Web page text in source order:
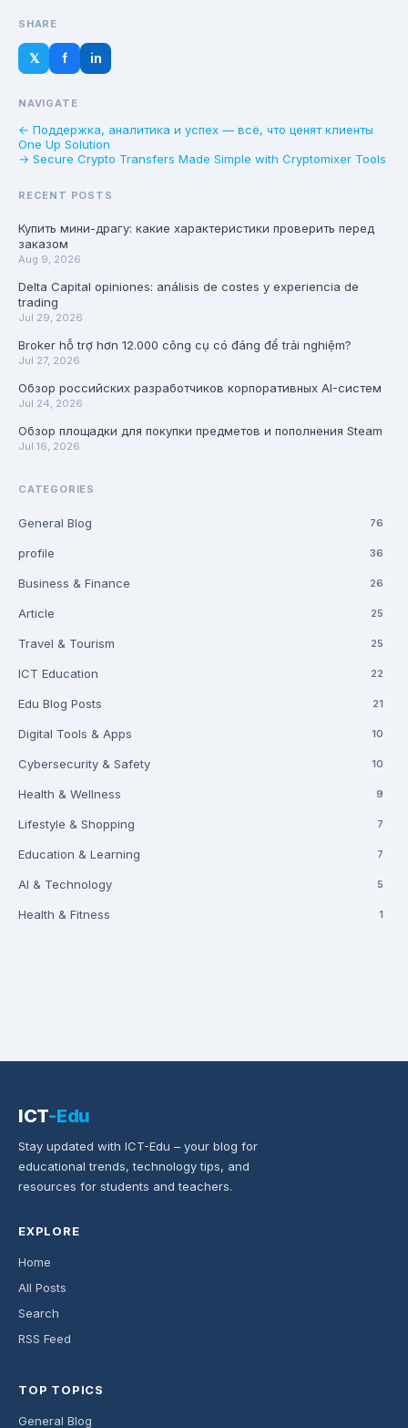
SHARE
𝕏 f in
NAVIGATE
← Поддержка, аналитика и успех — всё, что ценят клиенты
One Up Solution
→ Secure Crypto Transfers Made Simple with Cryptomixer Tools
RECENT POSTS
Купить мини-драгу: какие характеристики проверить перед
заказом
Aug 9, 2026
Delta Capital opiniones: análisis de costes y experiencia de
trading
Jul 29, 2026
Broker hỗ trợ hơn 12.000 công cụ có đáng để trải nghiệm?
Jul 27, 2026
Обзор российских разработчиков корпоративных AI-систем
Jul 24, 2026
Обзор площадки для покупки предметов и пополнения Steam
Jul 16, 2026
CATEGORIES
General Blog 76
profile 36
Business & Finance 26
Article 25
Travel & Tourism 25
ICT Education 22
Edu Blog Posts 21
Digital Tools & Apps 10
Cybersecurity & Safety 10
Health & Wellness 9
Lifestyle & Shopping 7
Education & Learning 7
AI & Technology 5
Health & Fitness 1
ICT-Edu
Stay updated with ICT-Edu – your blog for
educational trends, technology tips, and
resources for students and teachers.
EXPLORE
Home
All Posts
Search
RSS Feed
TOP TOPICS
General Blog